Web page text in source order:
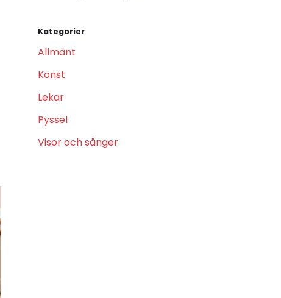
Kategorier
Allmänt
Konst
Lekar
Pyssel
Visor och sånger